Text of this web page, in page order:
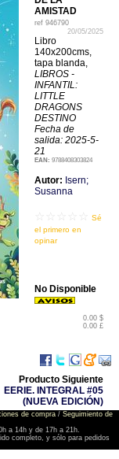
AMISTAD
ref 946790
20/05/2025
Libro
140x200cms,
tapa blanda,
LIBROS -
INFANTIL:
LITTLE
DRAGONS
DESTINO
Fecha de
salida: 2025-5-
21
EAN: 9788408303824
Autor: Isern;
Susanna
Sé
el primero en
opinar
0.00 $
0.00 £
No Disponible
Producto Siguiente
EERIE. INTEGRAL #05
(NUEVA EDICIÓN)
de compra/ Seguimiento de
a 14h y de 17h a 21h.
completo, y sólo para pedidos